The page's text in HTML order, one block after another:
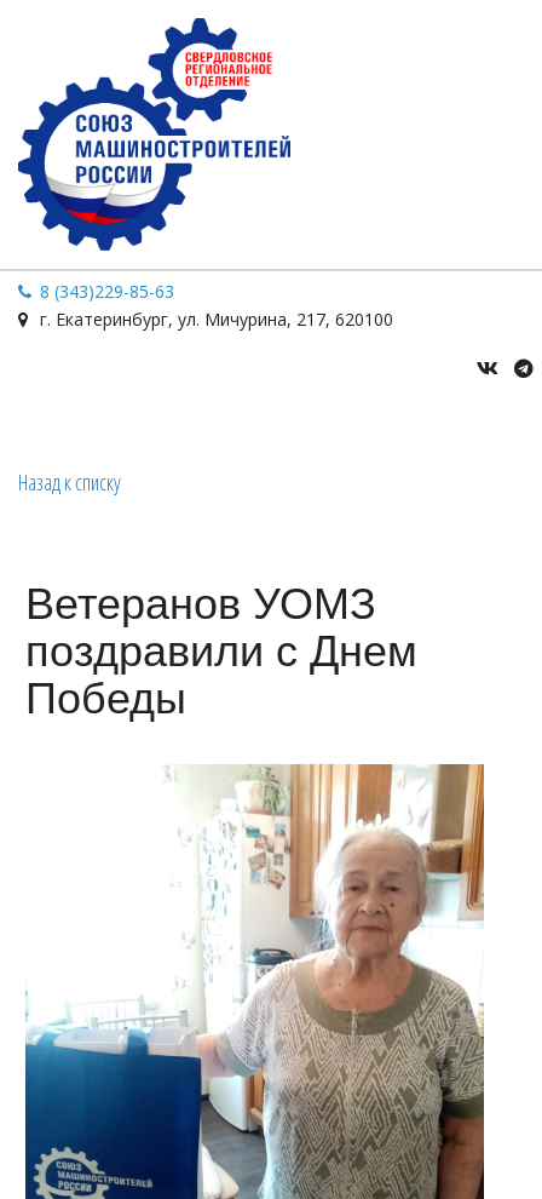
8 (343)229-85-63
г. Екатеринбург, ул. Мичурина, 217, 620100
Назад к списку
Ветеранов УОМЗ
поздравили с Днем
Победы